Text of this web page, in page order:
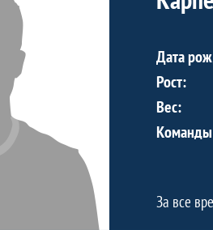
Дата
Рост:
Вес:
За все